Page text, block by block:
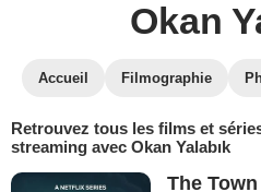
Okan
Accueil Filmographie
Retrouvez tous les films et
streaming avec Okan Yalabık
The Town